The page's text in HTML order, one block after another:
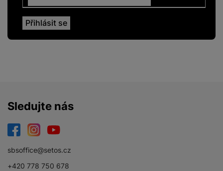
Sledujte nás
sbsoffice@setos.cz
+420 778 750 678